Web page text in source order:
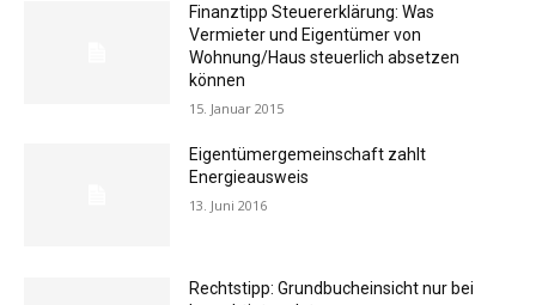
Finanztipp Steuererklärung: Was
Vermieter und Eigentümer von
Wohnung/Haus steuerlich absetzen
können
15. Januar 2015
Eigentümergemeinschaft zahlt
Energieausweis
13. Juni 2016
Rechtstipp: Grundbucheinsicht nur bei